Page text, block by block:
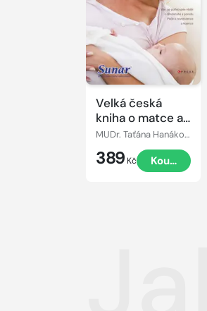
Velká česká
kniha o matce a
dítěti
MUDr. Taťána Hanáková
389 Kč Koupit